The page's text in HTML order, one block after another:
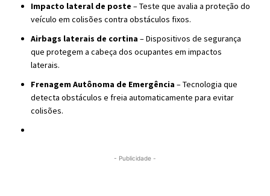
Impacto lateral de poste – Teste que avalia a proteção do
veículo em colisões contra obstáculos fixos.
Airbags laterais de cortina – Dispositivos de segurança
que protegem a cabeça dos ocupantes em impactos
laterais.
Frenagem Autônoma de Emergência – Tecnologia que
detecta obstáculos e freia automaticamente para evitar
colisões.
- Publicidade -